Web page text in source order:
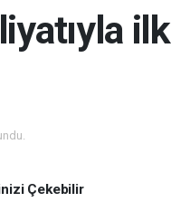
ilk
Çekebilir